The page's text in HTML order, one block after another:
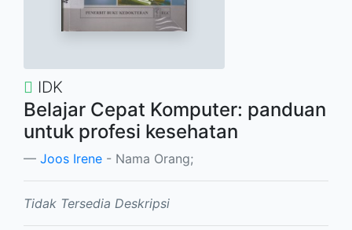
IDK
Belajar Cepat Komputer: panduan
untuk profesi kesehatan
Joos Irene - Nama Orang;
Tidak Tersedia Deskripsi